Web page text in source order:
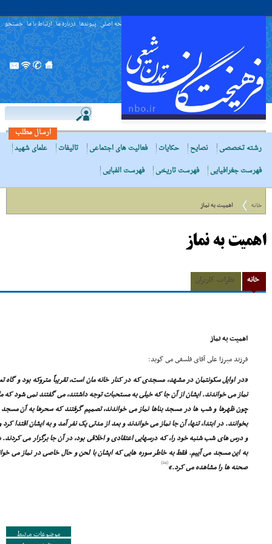
صفحه اصلی پیوندها درباره ما ارتباط با ما جستجو
ارسال مطلب
رشته تخصصی
نصایح حکایات فعالیت های اجتماعی تالیفات
علمای شهید
فهرست جغرافیایی
فهرست تاریخی فهرست الفبایی
خانه اهمیت به نماز
اهمیت به نماز
خانه نظرات کاربران
اهمیت به نماز
فرزند میرزا على آقاى فلسفى مى گوید:
«در اوایل سکونتمان در مشهد، مسجدى که در کنار خانه مان است، تقریباً متروکه بود و
نماز مى خواندند. ایشان از آن جا که خیلى به مستحبات توجه داشتند، مى گفتند نمى شود که
چون ظهرها و شب ها در مسجد بناها نماز مى خواندند، تصمیم گرفتند که سحرها به آن
بخوانند. در ابتدا، تنها، آن جا نماز مى خواندند و بعد از مدتى یک نفر آمد و به ایشان اقتدا
و درس هاى شب شنبه خود را، که درسهایى اعتقادى و اخلاقى بود، در آن جا برگزار مى
به این مسجد مى آییم. فقط به خاطر سوره هایى که ایشان با لحن و حال خاصى در نماز مى
صحنه ها را مشاهده مى کرد.»[24]
موضوعات مرتبط